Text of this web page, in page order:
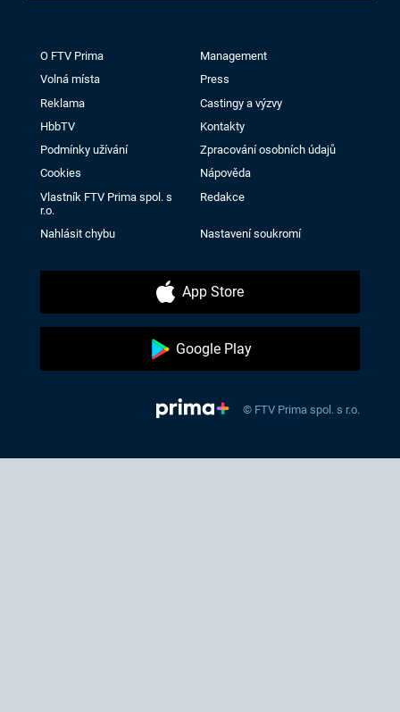
O FTV Prima
Management
Volná místa
Press
Reklama
Castingy a výzvy
HbbTV
Kontakty
Podmínky užívání
Zpracování osobních údajů
Cookies
Nápověda
Vlastník FTV Prima spol. s
r.o.
Redakce
Nahlásit chybu Nastavení soukromí
App Store
Google Play
© FTV Prima spol. s r.o.